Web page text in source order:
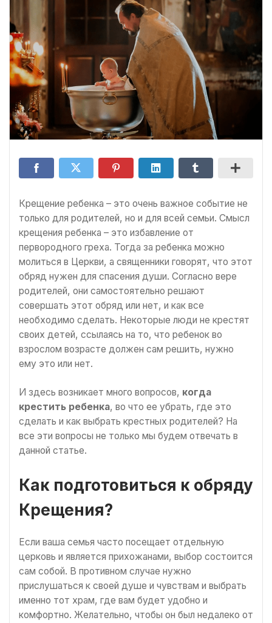
Крещение ребенка – это очень важное событие не
только для родителей, но и для всей семьи. Смысл
крещения ребенка – это избавление от
первородного греха. Тогда за ребенка можно
молиться в Церкви, а священники говорят, что этот
обряд нужен для спасения души. Согласно вере
родителей, они самостоятельно решают
совершать этот обряд или нет, и как все
необходимо сделать. Некоторые люди не крестят
своих детей, ссылаясь на то, что ребенок во
взрослом возрасте должен сам решить, нужно
ему это или нет.
И здесь возникает много вопросов, когда
крестить ребенка, во что ее убрать, где это
сделать и как выбрать крестных родителей? На
все эти вопросы не только мы будем отвечать в
данной статье.
Как подготовиться к обряду
Крещения?
Если ваша семья часто посещает отдельную
церковь и является прихожанами, выбор состоится
сам собой. В противном случае нужно
прислушаться к своей душе и чувствам и выбрать
именно тот храм, где вам будет удобно и
комфортно. Желательно, чтобы он был недалеко от